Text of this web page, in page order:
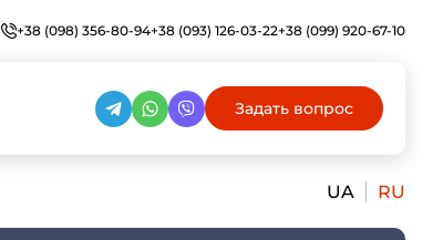
+38 (098) 356-80-94+38 (093) 126-03-22+38 (099) 920-67-10
Задать вопрос
UA RU